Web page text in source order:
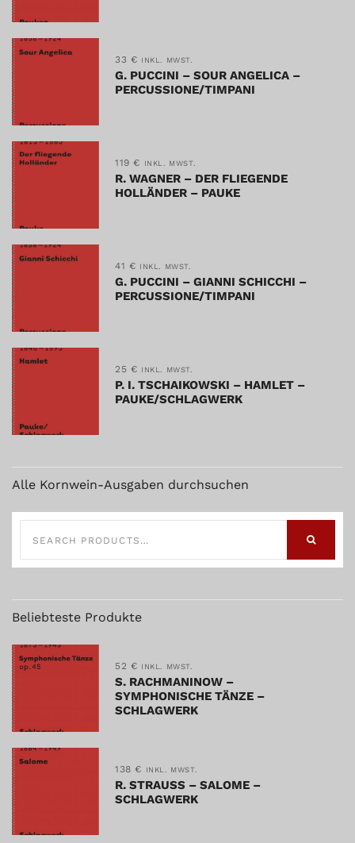
33 € INKL. MWST.
G. PUCCINI – SOUR ANGELICA –
PERCUSSIONE/TIMPANI
119 € INKL. MWST.
R. WAGNER – DER FLIEGENDE
HOLLÄNDER – PAUKE
41 € INKL. MWST.
G. PUCCINI – GIANNI SCHICCHI –
PERCUSSIONE/TIMPANI
25 € INKL. MWST.
P. I. TSCHAIKOWSKI – HAMLET –
PAUKE/SCHLAGWERK
Alle Kornwein-Ausgaben durchsuchen
SEARCH
FOR:
Beliebteste Produkte
52 € INKL. MWST.
S. RACHMANINOW –
SYMPHONISCHE TÄNZE –
SCHLAGWERK
138 € INKL. MWST.
R. STRAUSS – SALOME –
SCHLAGWERK